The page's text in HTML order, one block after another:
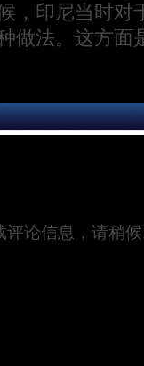
，印尼当时对
做法。这方面
评论信息，请稍